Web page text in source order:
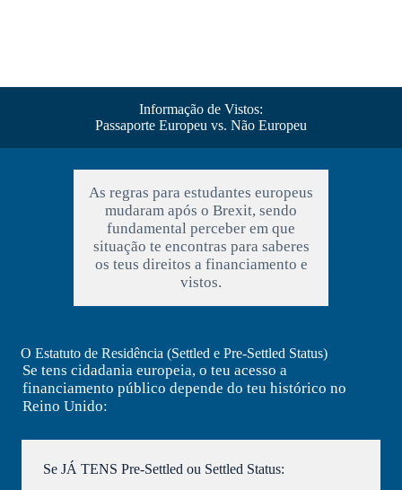
Informação de Vistos:
Passaporte Europeu vs. Não Europeu
As regras para estudantes europeus
mudaram após o Brexit, sendo
fundamental perceber em que
situação te encontras para saberes
os teus direitos a financiamento e
vistos.
O Estatuto de Residência (Settled e Pre-Settled Status)
Se tens cidadania europeia, o teu acesso a
financiamento público depende do teu histórico no
Reino Unido:
Se JÁ TENS Pre-Settled ou Settled Status: